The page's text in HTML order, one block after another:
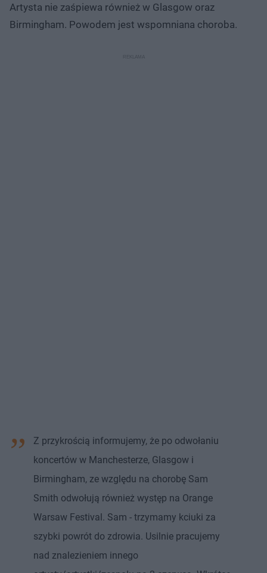
Artysta nie zaśpiewa również w Glasgow oraz
Birmingham. Powodem jest wspomniana choroba.
Z przykrością informujemy, że po odwołaniu
koncertów w Manchesterze, Glasgow i
Birmingham, ze względu na chorobę Sam
Smith odwołują również występ na Orange
Warsaw Festival. Sam - trzymamy kciuki za
szybki powrót do zdrowia. Usilnie pracujemy
nad znalezieniem innego